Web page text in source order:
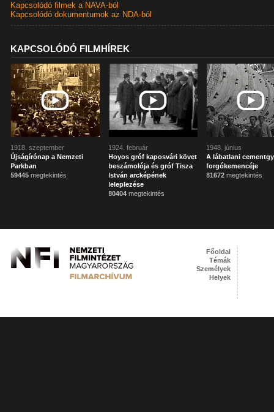
Kapcsolódó filmek a NAVA-ból
Kapcsolódó dokumentumok az NDA-ból
KAPCSOLÓDÓ FILMHÍREK
1918. szeptember
Újságírónap a Nemzeti
Parkban
59445 megtekintés
1924. február
Hoyos gróf kaposvári követ
beszámolója és gróf Tisza
István arcképének
leleplezése
80404 megtekintés
1948. június
A lábatlani
forgókemencéje
81672 megtekintés
Főoldal
Témák
Személyek
Helyek